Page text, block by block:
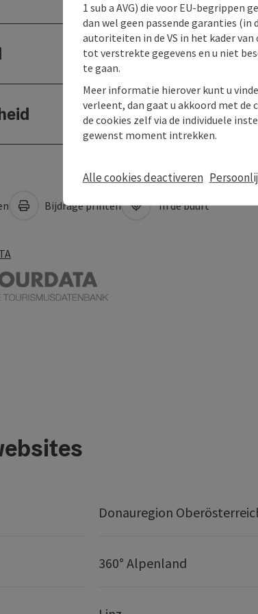
Bijdrage printen In de buurt
Donauregion
360° Alpenland
1 sub a AVG) die voor EU-begrippen
dan wel geen passende garanties (in
autoriteiten in de VS in het kader
tot verstrekte gegevens en u niet
te gaan.
Meer informatie hierover kunt u
verleent, dan gaat u akkoord met de
de cookies zelf via de individuele
gewenst moment intrekken.
Alle cookies deactiveren